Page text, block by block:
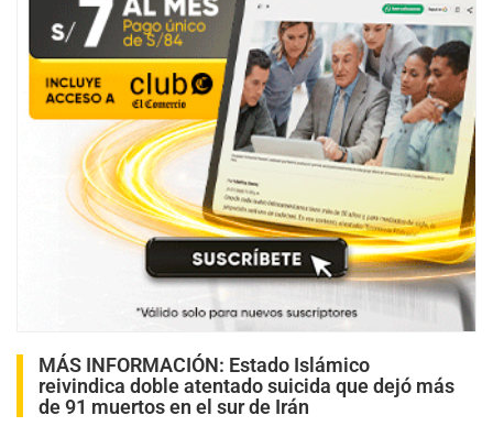
MÁS INFORMACIÓN: Estado Islámico
reivindica doble atentado suicida que dejó más
de 91 muertos en el sur de Irán